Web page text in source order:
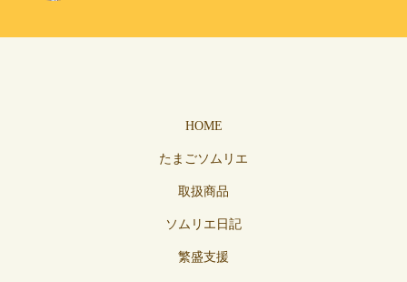
HOME
たまごソムリエ
取扱商品
ソムリエ日記
繁盛支援